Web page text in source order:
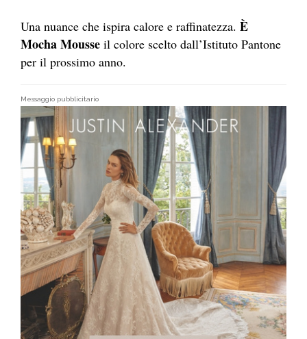
Una nuance che ispira calore e raffinatezza. È
Mocha Mousse il colore scelto dall’Istituto Pantone
per il prossimo anno.
Messaggio pubblicitario